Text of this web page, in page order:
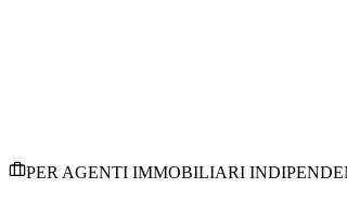
PER AGENTI IMMOBILIARI